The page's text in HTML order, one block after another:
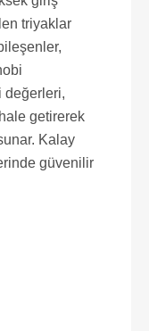
triyaklar
değerleri,
getirerek
Kalay
güvenilir